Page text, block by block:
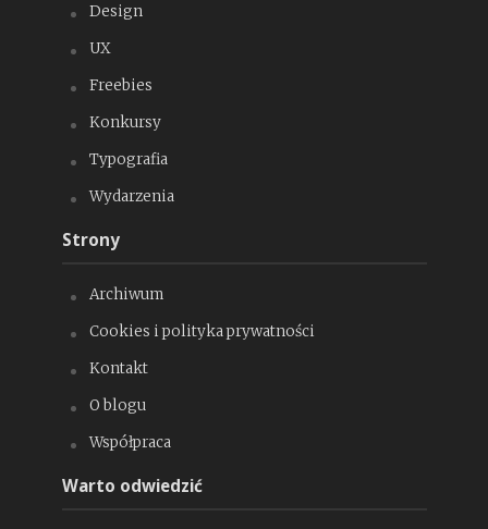
Design
UX
Freebies
Konkursy
Typografia
Wydarzenia
Strony
Archiwum
Cookies i polityka prywatności
Kontakt
O blogu
Współpraca
Warto odwiedzić